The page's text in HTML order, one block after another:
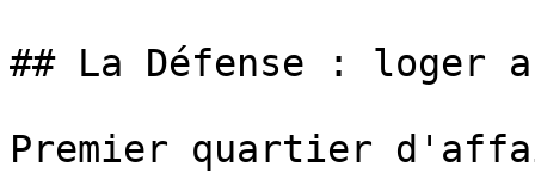
## La Défense : loger
Premier quartier